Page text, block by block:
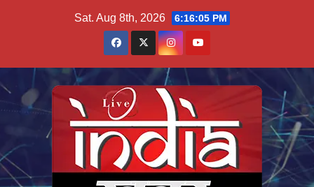
Sat. Aug 8th, 2026 6:16:06 PM